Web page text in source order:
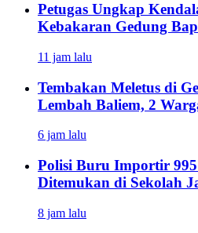
Petugas Ungkap
Kebakaran Gedung
11 jam lalu
Tembakan Meletus di
Lembah Baliem, 2
6 jam lalu
Polisi Buru Importir
Ditemukan di Sekolah
8 jam lalu